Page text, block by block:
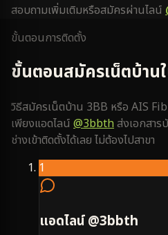
สอบถามเพิ่มเติมหรือสมัครผ่านไลน์
ขั้นตอนการติดตั้ง
ขั้นตอนสมัครเน็ตบ้าน
วิธีสมัครเน็ตบ้าน 3BB หรือ AIS
เพียงแอดไลน์ @3bbthส่งเอกสาร
ช่างเข้าติดตั้งได้เลย ไม่ต้องไปสาขา
1
แอดไลน์ @3bbth